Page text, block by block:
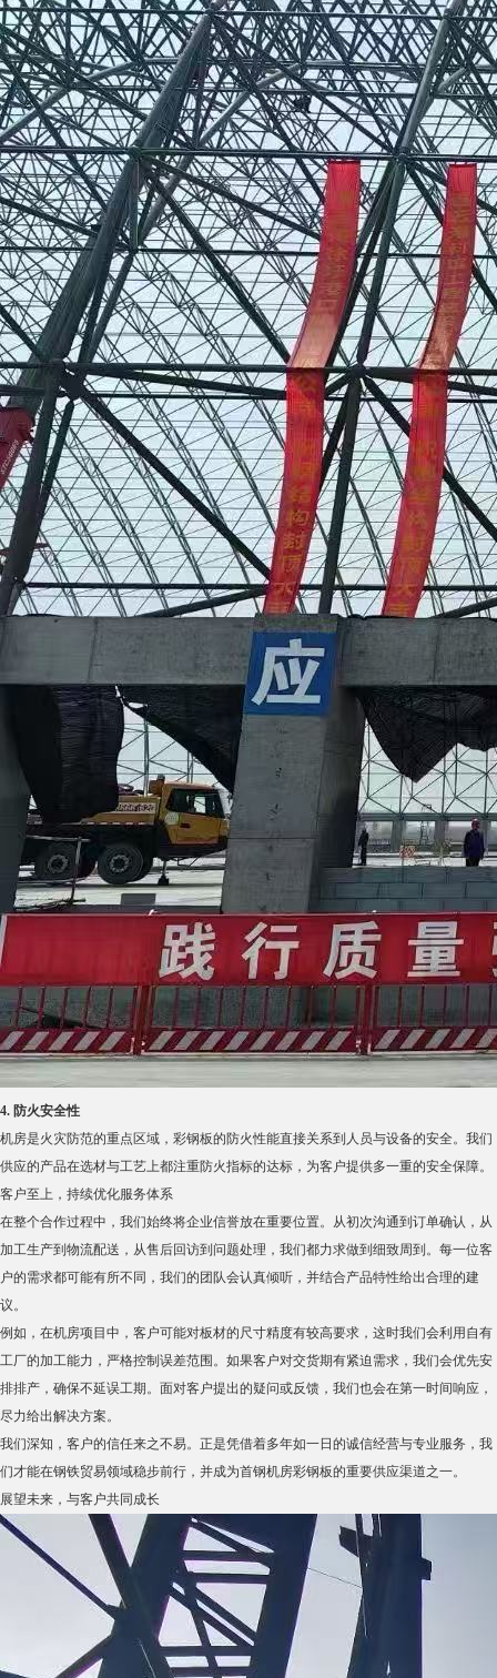
4. 防火安全性
机房是火灾防范的重点区域，彩钢板的防火性能直接关系到人员与设备的安全。我们
供应的产品在选材与工艺上都注重防火指标的达标，为客户提供多一重的安全保障。
客户至上，持续优化服务体系
在整个合作过程中，我们始终将企业信誉放在重要位置。从初次沟通到订单确认，从
加工生产到物流配送，从售后回访到问题处理，我们都力求做到细致周到。每一位客
户的需求都可能有所不同，我们的团队会认真倾听，并结合产品特性给出合理的建
议。
例如，在机房项目中，客户可能对板材的尺寸精度有较高要求，这时我们会利用自有
工厂的加工能力，严格控制误差范围。如果客户对交货期有紧迫需求，我们会优先安
排排产，确保不延误工期。面对客户提出的疑问或反馈，我们也会在第一时间响应，
尽力给出解决方案。
我们深知，客户的信任来之不易。正是凭借着多年如一日的诚信经营与专业服务，我
们才能在钢铁贸易领域稳步前行，并成为首钢机房彩钢板的重要供应渠道之一。